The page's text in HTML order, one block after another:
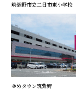
筑紫野市立二日市東小学校
ゆめタウン筑紫野